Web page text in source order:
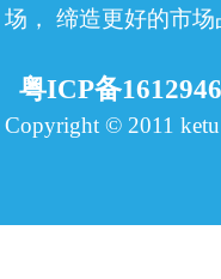
场，
缔造更好的市场
粤ICP备
Copyright © 2011